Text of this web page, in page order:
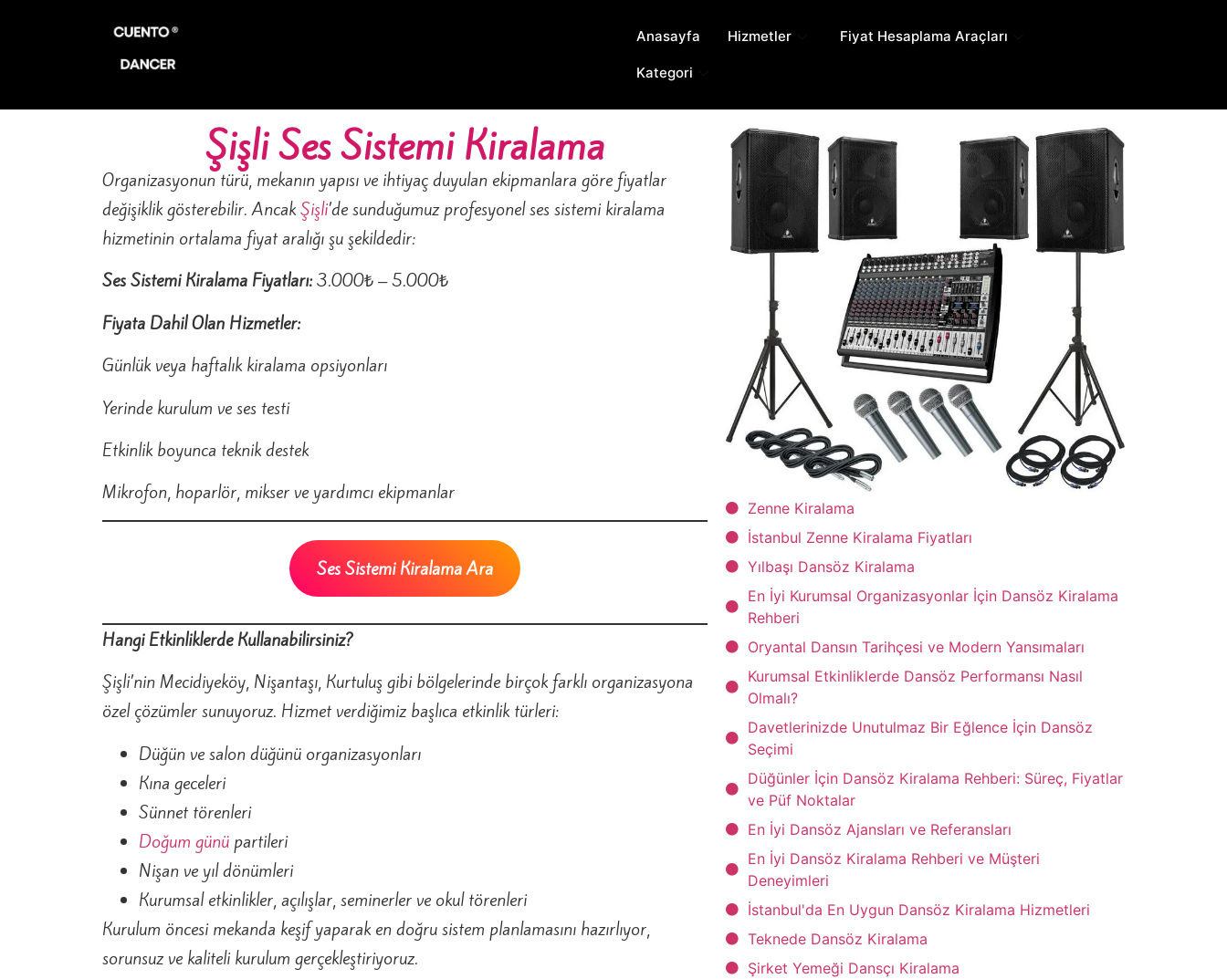
Anasayfa Hizmetler Fiyat Hesaplama Araçları
Kategori
Şişli Ses Sistemi Kiralama
Organizasyonun türü, mekanın yapısı ve ihtiyaç duyulan ekipmanlara göre fiyatlar
değişiklik gösterebilir. AncakŞişli’de sunduğumuz profesyonel ses sistemi kiralama
hizmetinin ortalama fiyat aralığı şu şekildedir:
Ses Sistemi Kiralama Fiyatları:3.000₺ – 5.000₺
Fiyata Dahil Olan Hizmetler:
Günlük veya haftalık kiralama opsiyonları
Yerinde kurulum ve ses testi
Etkinlik boyunca teknik destek
Mikrofon, hoparlör, mikser ve yardımcı ekipmanlar
Ses Sistemi Kiralama Ara
Hangi Etkinliklerde Kullanabilirsiniz?
Şişli’nin Mecidiyeköy, Nişantaşı, Kurtuluş gibi bölgelerinde birçok farklı organizasyona
özel çözümler sunuyoruz. Hizmet verdiğimiz başlıca etkinlik türleri:
Düğün ve salon düğünü organizasyonları
Kına geceleri
Sünnet törenleri
Doğum günü partileri
Nişan ve yıl dönümleri
Kurumsal etkinlikler, açılışlar, seminerler ve okul törenleri
Kurulum öncesi mekanda keşif yaparak en doğru sistem planlamasını hazırlıyor,
sorunsuz ve kaliteli kurulum gerçekleştiriyoruz.
Zenne Kiralama
İstanbul Zenne Kiralama Fiyatları
Yılbaşı Dansöz Kiralama
En İyi Kurumsal Organizasyonlar İçin Dansöz Kiralama
Rehberi
Oryantal Dansın Tarihçesi ve Modern Yansımaları
Kurumsal Etkinliklerde Dansöz Performansı Nasıl
Olmalı?
Davetlerinizde Unutulmaz Bir Eğlence İçin Dansöz
Seçimi
Düğünler İçin Dansöz Kiralama Rehberi: Süreç, Fiyatlar
ve Püf Noktalar
En İyi Dansöz Ajansları ve Referansları
En İyi Dansöz Kiralama Rehberi ve Müşteri
Deneyimleri
İstanbul'da En Uygun Dansöz Kiralama Hizmetleri
Teknede Dansöz Kiralama
Şirket Yemeği Dansçı Kiralama